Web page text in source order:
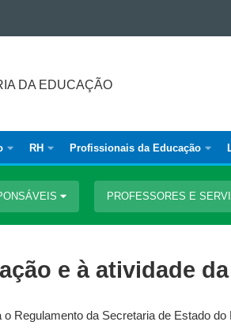
DA EDUCAÇÃO
RH Profissionais da Educação
PROFESSORES E
e à atividade
Regulamento da Secretaria de Estado do